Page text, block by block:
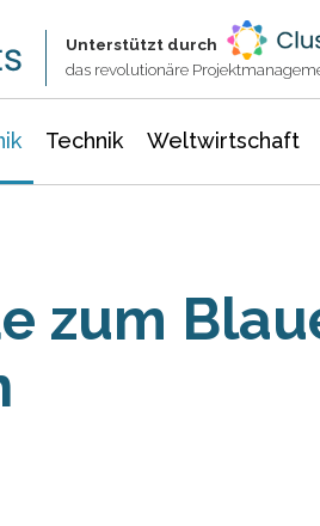
Unterstützt durch
das revolutionäre
Technik Weltwirtschaft
zum